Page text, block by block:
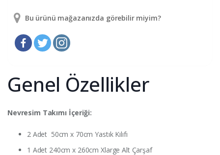
Bu ürünü mağazanızda görebilir miyim?
Genel Özellikler
Nevresim Takımı İçeriği:
2 Adet 50cm x 70cm Yastık Kılıfı
1 Adet 240cm x 260cm Xlarge Alt Çarşaf